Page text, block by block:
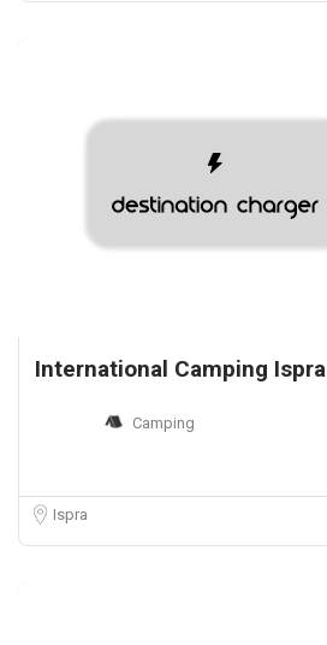
International Camping Ispra
Camping
Ispra